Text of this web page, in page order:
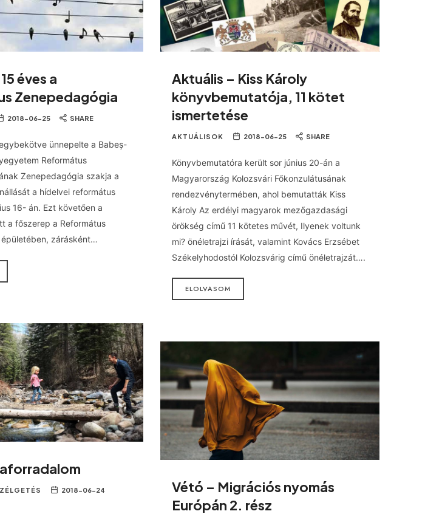
éves a
Zenepedagógia
2018-06-25 SHARE
ünnepelte a Babeș-
Református
Zenepedagógia szakja a
a hídelvei református
16- án. Ezt követően a
a főszerep a Református
zárásként…
Aktuális – Kiss Károly
könyvbemutatója, 11 kötet
ismertetése
AKTUÁLISOK 2018-06-25 SHARE
Könyvbemutatóra került sor június 20-án a
Magyarország Kolozsvári Főkonzulátusának
rendezvénytermében, ahol bemutatták Kiss
Károly Az erdélyi magyarok mezőgazdasági
örökség című 11 kötetes művét, Ilyenek voltunk
mi? önéletrajzi írását, valamint Kovács Erzsébet
Székelyhodostól Kolozsvárig című önéletrajzát….
ELOLVASOM
2018-06-24
Vétó – Migrációs nyomás
Európán 2. rész